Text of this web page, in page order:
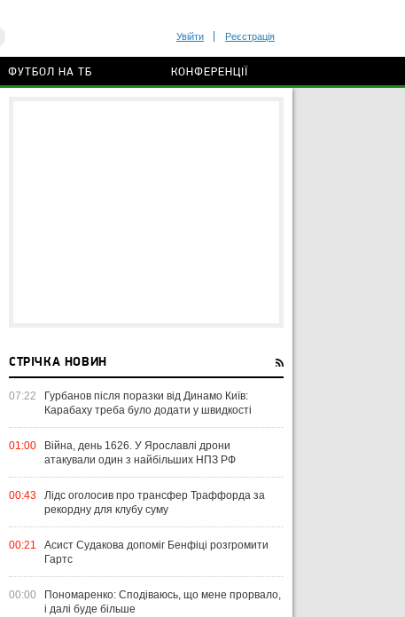
Увійти Реєстрація
ФУТБОЛ НА ТБ КОНФЕРЕНЦІЇ
СТРІЧКА НОВИН
07:22
Гурбанов після поразки від Динамо Київ:
Карабаху треба було додати у швидкості
01:00
Війна, день 1626. У Ярославлі дрони
атакували один з найбільших НПЗ РФ
00:43
Лідс оголосив про трансфер Траффорда за
рекордну для клубу суму
00:21
Асист Судакова допоміг Бенфіці розгромити
Гартс
00:00
Пономаренко: Сподіваюсь, що мене прорвало,
і далі буде більше